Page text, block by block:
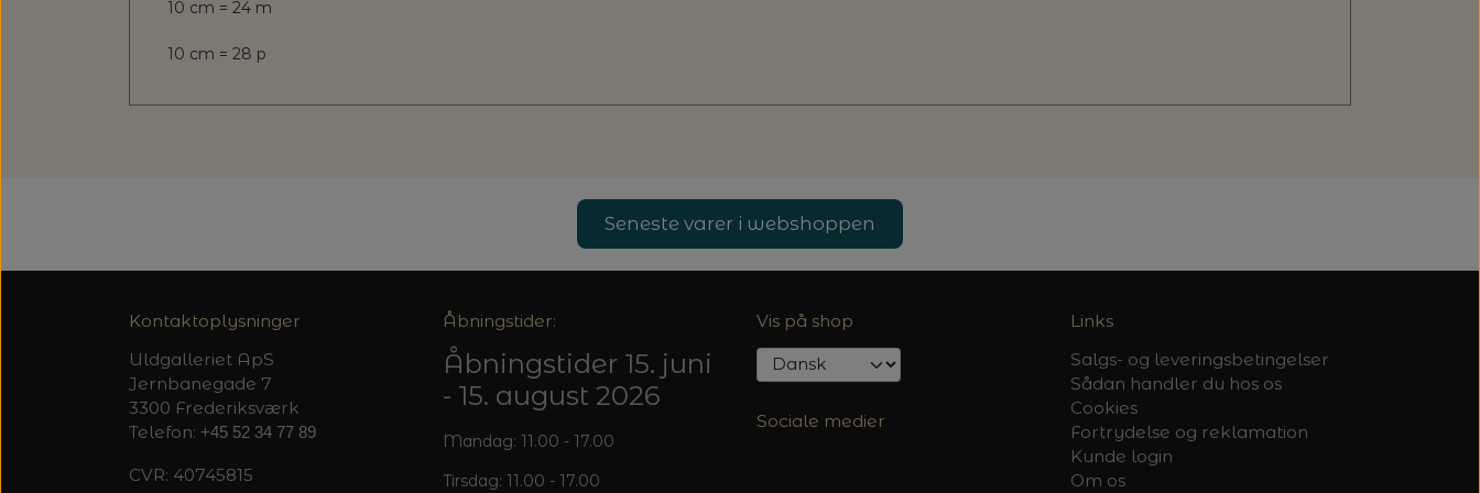
10 cm = 24 m
10 cm = 28 p
Seneste varer i webshoppen
Kontaktoplysninger
Uldgalleriet ApS
Jernbanegade 7
3300 Frederiksværk
Telefon: +45 52 34 77 89
CVR: 40745815
Åbningstider:
Åbningstider 15. juni
- 15. august 2026
Mandag: 11.00 - 17.00
Tirsdag: 11.00 - 17.00
Vis på shop
Sociale medier
Links
Salgs- og leveringsbetingelser
Sådan handler du hos os
Cookies
Fortrydelse og reklamation
Kunde login
Om os